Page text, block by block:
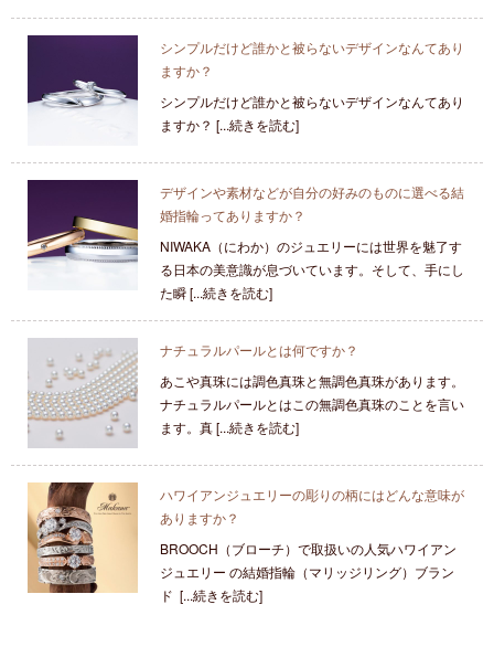
シンプルだけど誰かと被らないデザインなんてあり
ますか？
シンプルだけど誰かと被らないデザインなんてあり
ますか？ [...続きを読む]
デザインや素材などが自分の好みのものに選べる結
婚指輪ってありますか？
NIWAKA（にわか）のジュエリーには世界を魅了す
る日本の美意識が息づいています。そして、手にし
た瞬 [...続きを読む]
ナチュラルパールとは何ですか？
あこや真珠には調色真珠と無調色真珠があります。
ナチュラルパールとはこの無調色真珠のことを言い
ます。真 [...続きを読む]
ハワイアンジュエリーの彫りの柄にはどんな意味が
ありますか？
BROOCH（ブローチ）で取扱いの人気ハワイアン
ジュエリー の結婚指輪（マリッジリング）ブラン
ド [...続きを読む]